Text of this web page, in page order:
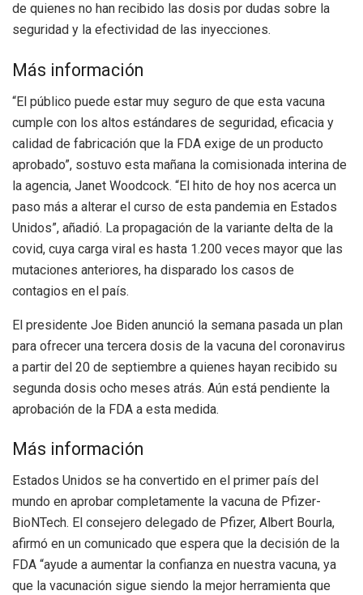
de quienes no han recibido las dosis por dudas sobre la
seguridad y la efectividad de las inyecciones.
Más información
“El público puede estar muy seguro de que esta vacuna
cumple con los altos estándares de seguridad, eficacia y
calidad de fabricación que la FDA exige de un producto
aprobado”, sostuvo esta mañana la comisionada interina de
la agencia, Janet Woodcock. “El hito de hoy nos acerca un
paso más a alterar el curso de esta pandemia en Estados
Unidos”, añadió. La propagación de la variante delta de la
covid, cuya carga viral es hasta 1.200 veces mayor que las
mutaciones anteriores, ha disparado los casos de
contagios en el país.
El presidente Joe Biden anunció la semana pasada un plan
para ofrecer una tercera dosis de la vacuna del coronavirus
a partir del 20 de septiembre a quienes hayan recibido su
segunda dosis ocho meses atrás. Aún está pendiente la
aprobación de la FDA a esta medida.
Más información
Estados Unidos se ha convertido en el primer país del
mundo en aprobar completamente la vacuna de Pfizer-
BioNTech. El consejero delegado de Pfizer, Albert Bourla,
afirmó en un comunicado que espera que la decisión de la
FDA “ayude a aumentar la confianza en nuestra vacuna, ya
que la vacunación sigue siendo la mejor herramienta que